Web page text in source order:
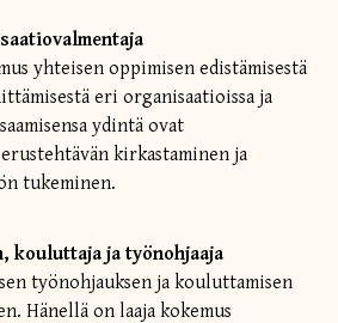
yhteisen oppimisen edistämisestä
eri organisaatioissa ja
ydintä ovat
kirkastaminen ja
tukeminen.
kouluttaja ja työnohjaaja
työnohjauksen ja kouluttamisen
Hänellä on laaja kokemus